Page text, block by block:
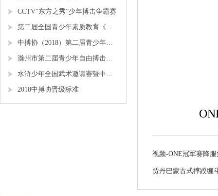
CCTV“东方之秀”少年搏击争霸赛
第二届全国青少年素质教育《勇者争锋》搏击锦标赛
中搏协（2018）第二届青少年锦标赛
滁州市第二届青少年自由搏击全国邀请赛
水浒少年全国武术邀请赛暨中搏协青少年搏击锦标赛
2018中搏协晋级标准
视频-ONE冠军赛降
贾丹巴蒙古式摔跤缠